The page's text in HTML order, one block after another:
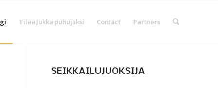
Tilaa Jukka puhujaksi Contact Partners
SEIKKAILUJUOKSIJA